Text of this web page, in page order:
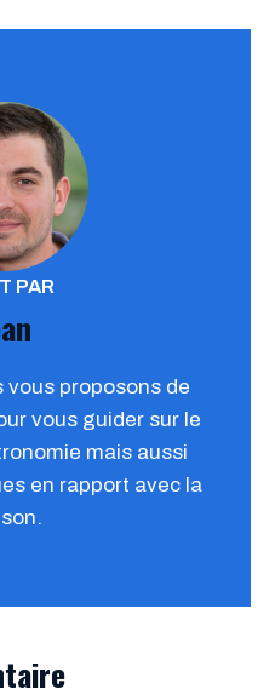
PAR
vous proposons de
vous guider sur le
mais aussi
en rapport avec la